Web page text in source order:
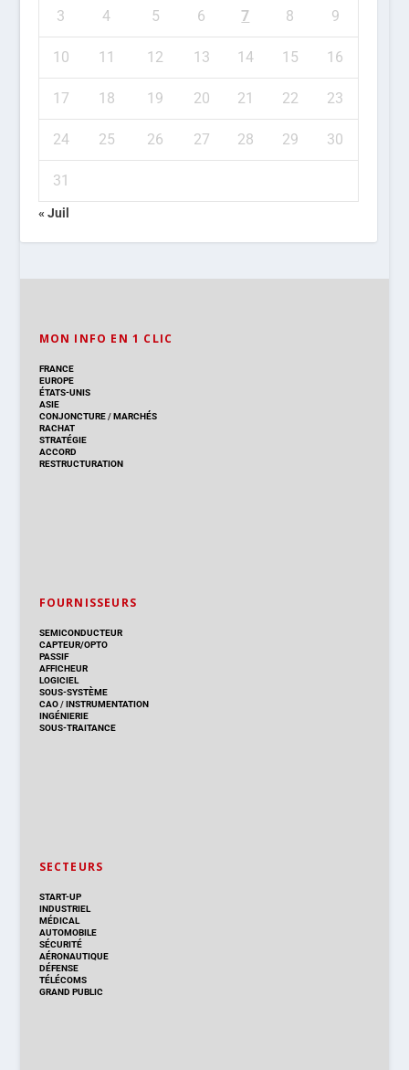
3 4 5 6 7 8 9
10 11 12 13 14 15 16
17 18 19 20 21 22 23
24 25 26 27 28 29 30
31
« Juil
MON INFO EN 1 CLIC
FRANCE
EUROPE
ÉTATS-UNIS
ASIE
CONJONCTURE/ MARCHÉS
RACHAT
STRATÉGIE
ACCORD
RESTRUCTURATION
FOURNISSEURS
SEMICONDUCTEUR
CAPTEUR/OPTO
PASSIF
AFFICHEUR
LOGICIEL
SOUS-SYSTÈME
CAO/INSTRUMENTATION
INGÉNIERIE
SOUS-TRAITANCE
SECTEURS
START-UP
INDUSTRIEL
MÉDICAL
AUTOMOBILE
SÉCURITÉ
AÉRONAUTIQUE
DÉFENSE
TÉLÉCOMS
GRAND PUBLIC